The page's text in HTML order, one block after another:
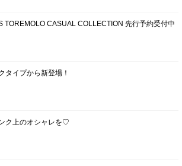
TOREMOLO CASUAL COLLECTION 先行予約受付中
タイプから新登場！
ク上のオシャレを♡